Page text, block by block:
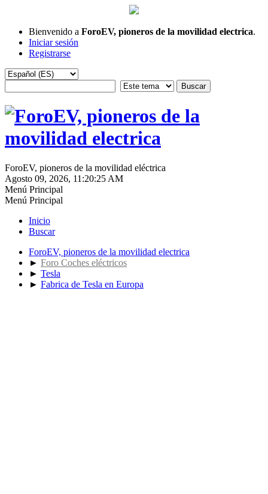
Bienvenido a ForoEV, pioneros de la movilidad electrica.
Iniciar sesión
Registrarse
ForoEV, pioneros de la movilidad eléctrica
Agosto 09, 2026, 11:20:25 AM
Menú Principal
Menú Principal
Inicio
Buscar
ForoEV, pioneros de la movilidad electrica
► Foro Coches eléctricos
► Tesla
► Fabrica de Tesla en Europa